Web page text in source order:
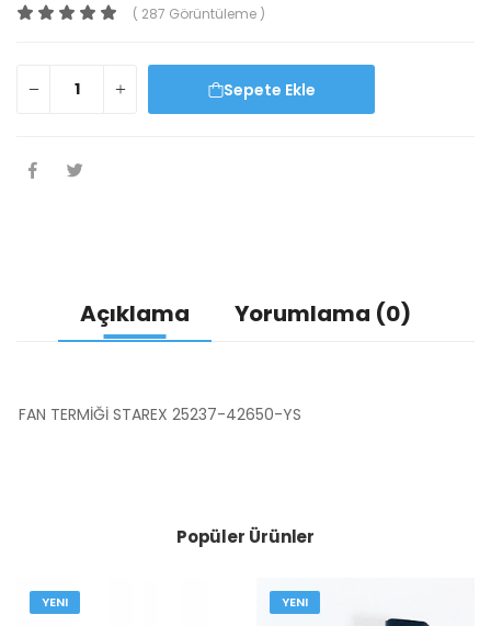
( 287 Görüntüleme )
Sepete Ekle
Açıklama Yorumlama (0)
FAN TERMİĞİ STAREX 25237-42650-YS
Popüler Ürünler
YENI YENI